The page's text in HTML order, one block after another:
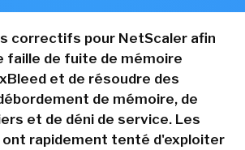
correctifs pour NetScaler afin
faille de fuite de mémoire
et de résoudre des
de mémoire, de
et de déni de service. Les
rapidement tenté d'exploiter